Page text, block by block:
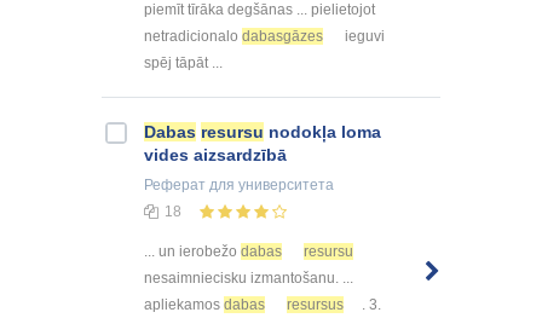
piemīt tīrāka degšānas ... pielietojot
netradicionalo dabasgāzes
ieguvi
spēj tāpāt ...
Dabas resursu nodokļa loma
vides aizsardzībā
Реферат для университета
18
... un ierobežo dabas
resursu
nesaimniecisku izmantošanu. ...
apliekamos dabas resursus
. 3.